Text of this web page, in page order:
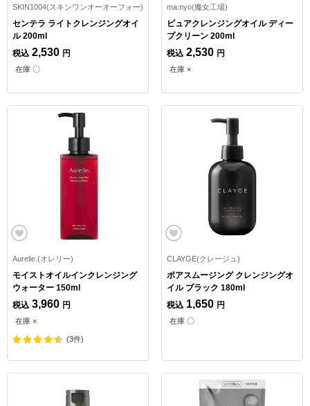
SKIN1004(スキンワンオーオーフォー)
センテラ ライトクレンジングオイ
ル 200ml
税込 2,530 円
在庫 〇
ma:nyo(魔女工場)
ピュアクレンジングオイル ディー
プクリーン 200ml
税込 2,530 円
在庫 ×
Aurelie.(オレリー)
モイストオイルインクレンジング
ウォーター 150ml
税込 3,960 円
在庫 ×
(3件)
CLAYGE(クレージュ)
ポアスムージング クレンジングオ
イル ブラック 180ml
税込 1,650 円
在庫 〇